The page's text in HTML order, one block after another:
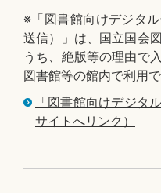
※「図書館向けデジタ
送信）」は、国立国会
うち、絶版等の理由で
図書館等の館内で利用
「図書館向けデジタ
サイトへリンク）